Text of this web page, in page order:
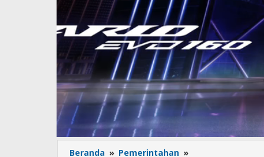
Beranda » Pemerintahan »